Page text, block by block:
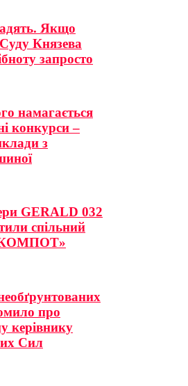
Якщо
Князева
запросто
намагається
конкурси –
з
GERALD 032
спільний
про
керівнику
Сил